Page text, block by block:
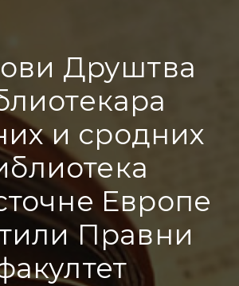
Друштва
и сродних
Европе
Правни